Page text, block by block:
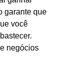
garante que
você
negócios